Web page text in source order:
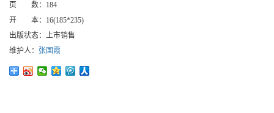
页 数： 184
开 本： 16(185*235)
出版状态： 上市销售
维护人： 张国霞